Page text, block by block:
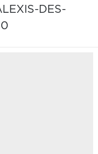
DES-